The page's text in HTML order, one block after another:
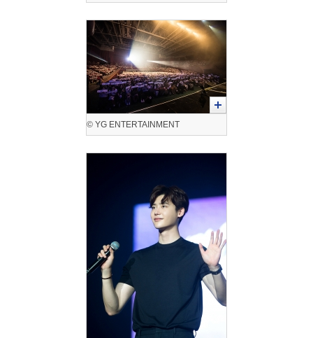
© YG ENTERTAINMENT